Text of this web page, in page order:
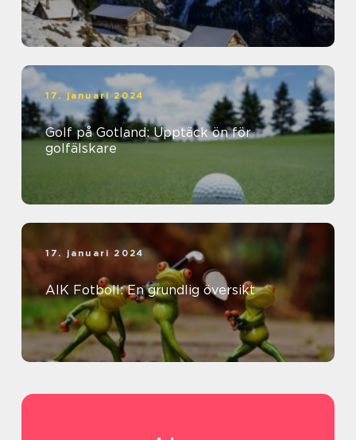
17. januari 2024
Golf på Gotland: Upptäck ön för
golfälskare
17. januari 2024
AIK Fotboll: En grundlig översikt